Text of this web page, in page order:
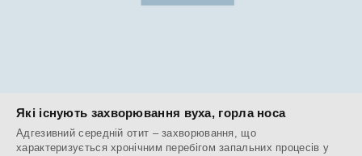
Які існують захворювання вуха, горла носа
Адгезивний середній отит – захворювання, що
характеризується хронічним перебігом запальних процесів у